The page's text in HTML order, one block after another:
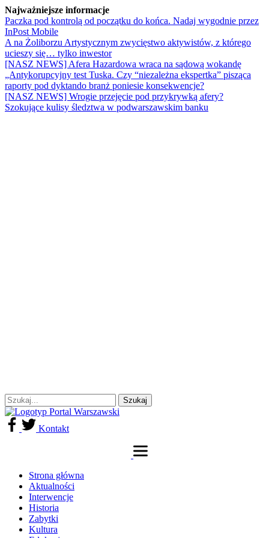
Najważniejsze informacje
Paczka pod kontrolą od początku do końca. Nadaj wygodnie przez
InPost Mobile
A na Żoliborzu Artystycznym zwycięstwo aktywistów, z którego
ucieszy się… tylko inwestor
[NASZ NEWS] Afera Hazardowa wraca na sądową wokandę
„Antykorupcyjny test Tuska. Czy “niezależna ekspertka” pisząca
raporty pod dyktando branż poniesie konsekwencje?
[NASZ NEWS] Wrogie przejęcie pod przykrywką afery?
Szokujące kulisy śledztwa w podwarszawskim banku
Kontakt
Strona główna
Aktualności
Interwencje
Historia
Zabytki
Kultura